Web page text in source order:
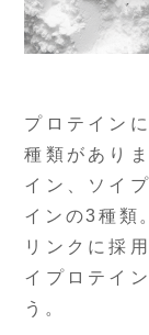
プロテイン
種類があり
イン、ソイ
インの3種類
リンクに採
イプロテイ
う。